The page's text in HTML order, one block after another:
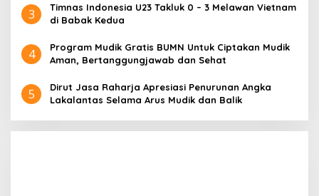
3
Timnas Indonesia U23 Takluk 0 – 3 Melawan Vietnam
di Babak Kedua
4
Program Mudik Gratis BUMN Untuk Ciptakan Mudik
Aman, Bertanggungjawab dan Sehat
5
Dirut Jasa Raharja Apresiasi Penurunan Angka
Lakalantas Selama Arus Mudik dan Balik